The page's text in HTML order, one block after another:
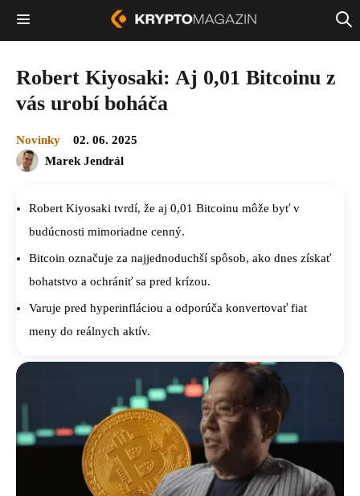
Robert Kiyosaki: Aj 0,01 Bitcoinu z
vás urobí boháča
Novinky
02. 06. 2025
Marek Jendrál
Robert Kiyosaki tvrdí, že aj 0,01 Bitcoinu môže byť v
budúcnosti mimoriadne cenný.
Bitcoin označuje za najjednoduchší spôsob, ako dnes získať
bohatstvo a ochrániť sa pred krízou.
Varuje pred hyperinfláciou a odporúča konvertovať fiat
meny do reálnych aktív.